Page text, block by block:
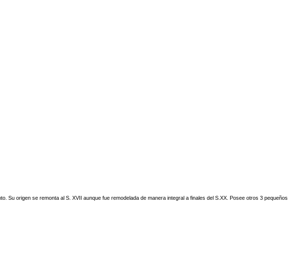
Su origen se remonta al S. XVII aunque fue remodelada de manera integral a finales del S.XX. Posee otros 3 pequeños